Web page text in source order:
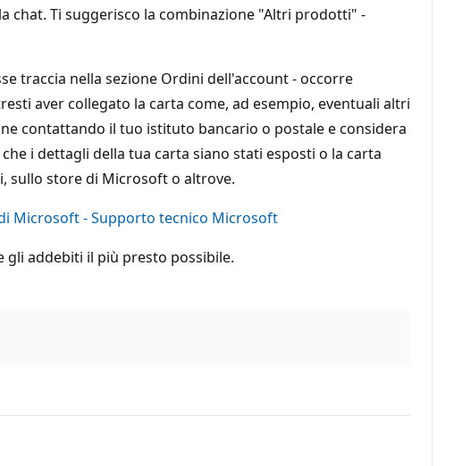
chat. Ti suggerisco la combinazione "Altri prodotti" -
traccia nella sezione Ordini dell'account - occorre
aver collegato la carta come, ad esempio, eventuali altri
contattando il tuo istituto bancario o postale e considera
i dettagli della tua carta siano stati esposti o la carta
sullo store di Microsoft o altrove.
Microsoft - Supporto tecnico Microsoft
addebiti il più presto possibile.